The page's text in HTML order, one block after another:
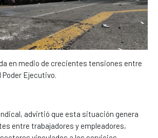
en medio de crecientes tensiones entre
Ejecutivo.
advirtió que esta situación genera
entre trabajadores y empleadores,